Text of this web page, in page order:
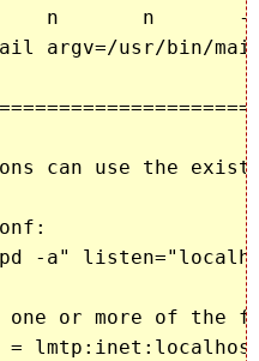
n       n
argv=/usr/bin/
can use the
-a"
or more of the
=